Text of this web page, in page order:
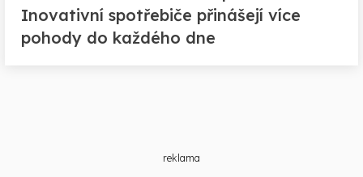
Inovativní spotřebiče přinášejí více
pohody do každého dne
reklama